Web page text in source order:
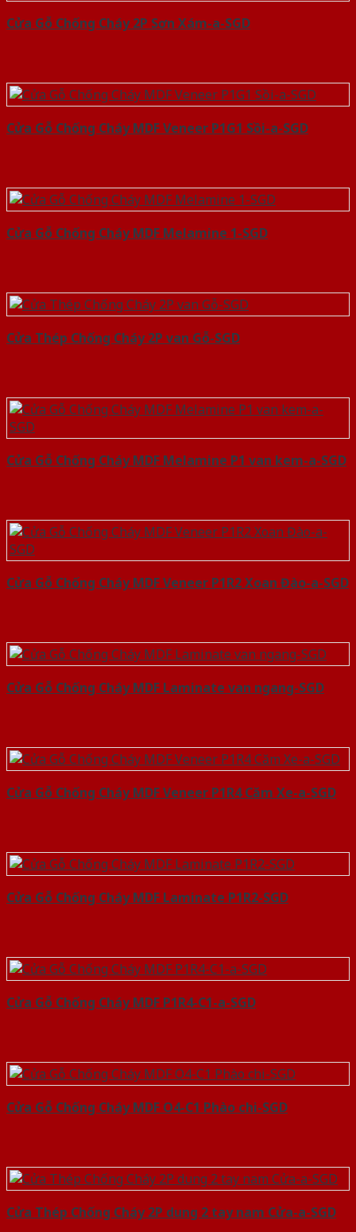
Cửa Gỗ Chống Cháy 2P Sơn Xám-a-SGD
Cửa Gỗ Chống Cháy MDF Veneer P1G1 Sồi-a-SGD
Cửa Gỗ Chống Cháy MDF Melamine 1-SGD
Cửa Thép Chống Cháy 2P van Gỗ-SGD
Cửa Gỗ Chống Cháy MDF Melamine P1 van kem-a-SGD
Cửa Gỗ Chống Cháy MDF Veneer P1R2 Xoan Đào-a-SGD
Cửa Gỗ Chống Cháy MDF Laminate van ngang-SGD
Cửa Gỗ Chống Cháy MDF Veneer P1R4 Căm Xe-a-SGD
Cửa Gỗ Chống Cháy MDF Laminate P1R2-SGD
Cửa Gỗ Chống Cháy MDF P1R4-C1-a-SGD
Cửa Gỗ Chống Cháy MDF O4-C1 Phào chi-SGD
Cửa Thép Chống Cháy 2P dung 2 tay nam Cửa-a-SGD